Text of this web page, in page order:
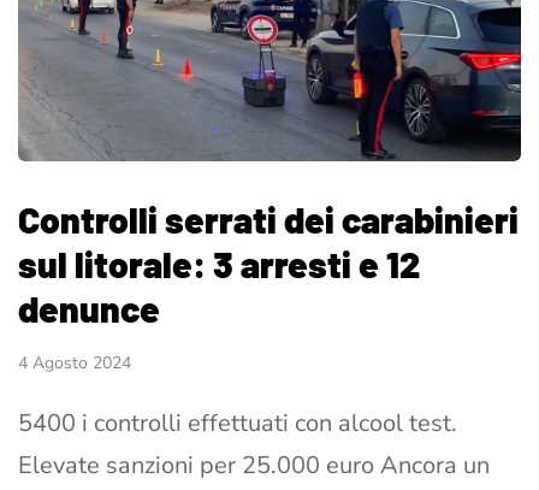
Controlli serrati dei carabinieri
sul litorale: 3 arresti e 12
denunce
4 Agosto 2024
5400 i controlli effettuati con alcool test.
Elevate sanzioni per 25.000 euro Ancora un